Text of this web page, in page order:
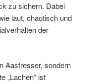
zu sichern. Dabei
laut, chaotisch und
der
Aasfresser, sondern
„Lachen“ ist